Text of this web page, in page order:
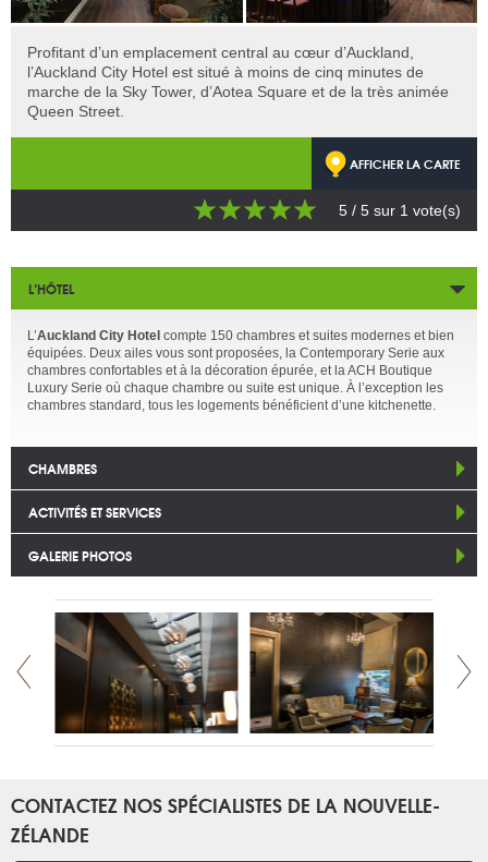
Profitant d’un emplacement central au cœur d’Auckland,
l’Auckland City Hotel est situé à moins de cinq minutes de
marche de la Sky Tower, d’Aotea Square et de la très animée
Queen Street.
AFFICHER LA CARTE
5 / 5 sur 1 vote(s)
L’HÔTEL
L’Auckland City Hotel compte 150 chambres et suites modernes et bien
équipées. Deux ailes vous sont proposées, la Contemporary Serie aux
chambres confortables et à la décoration épurée, et la ACH Boutique
Luxury Serie où chaque chambre ou suite est unique. À l’exception les
chambres standard, tous les logements bénéficient d’une kitchenette.
CHAMBRES
ACTIVITÉS ET SERVICES
GALERIE PHOTOS
CONTACTEZ NOS SPÉCIALISTES DE LA NOUVELLE-
ZÉLANDE